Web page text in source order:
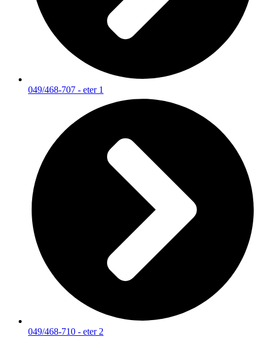
049/468-707 - eter 1
049/468-710 - eter 2